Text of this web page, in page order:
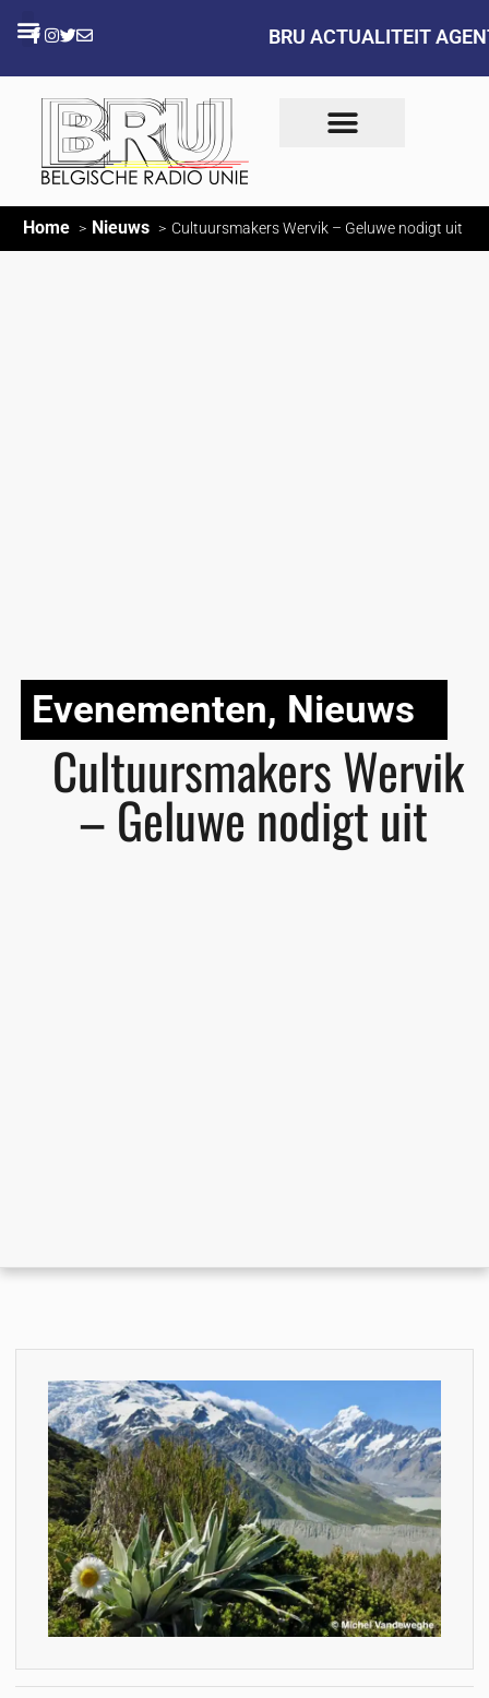
BRU ACTUALITEIT
Home Nieuws Cultuursmakers Wervik – Geluwe nodigt uit
Evenementen, Nieuws
Cultuursmakers Wervik
– Geluwe nodigt uit